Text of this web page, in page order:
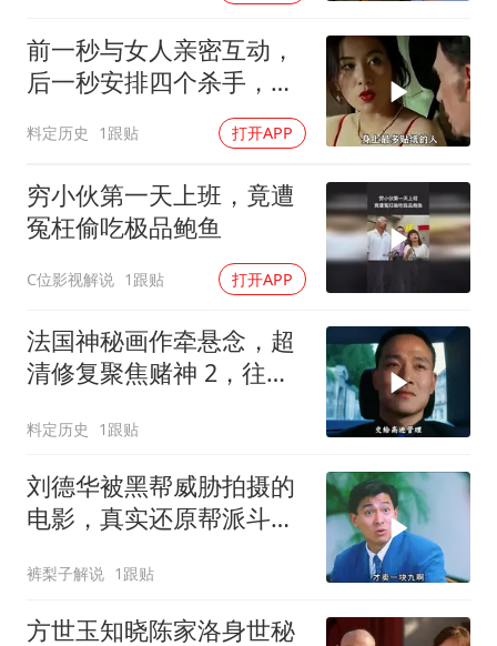
前一秒与女人亲密互动，
后一秒安排四个杀手，目
料定历史 1跟贴 打开APP
穷小伙第一天上班，竟遭
冤枉偷吃极品鲍鱼
C位影视解说 1跟贴 打开APP
法国神秘画作牵悬念，超
清修复聚焦赌神 2，往昔
料定历史 1跟贴
刘德华被黑帮威胁拍摄的
电影，真实还原帮派斗
裤梨子解说 1跟贴
方世玉知晓陈家洛身世秘